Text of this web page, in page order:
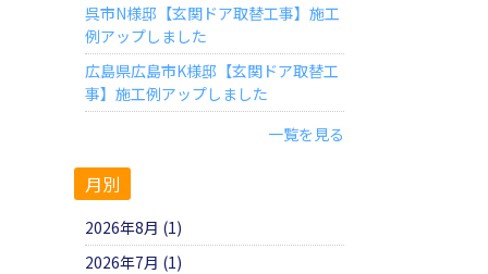
呉市N様邸【玄関ドア取替工事】施工
例アップしました
広島県広島市K様邸【玄関ドア取替工
事】施工例アップしました
一覧を見る
月別
2026年8月 (1)
2026年7月 (1)